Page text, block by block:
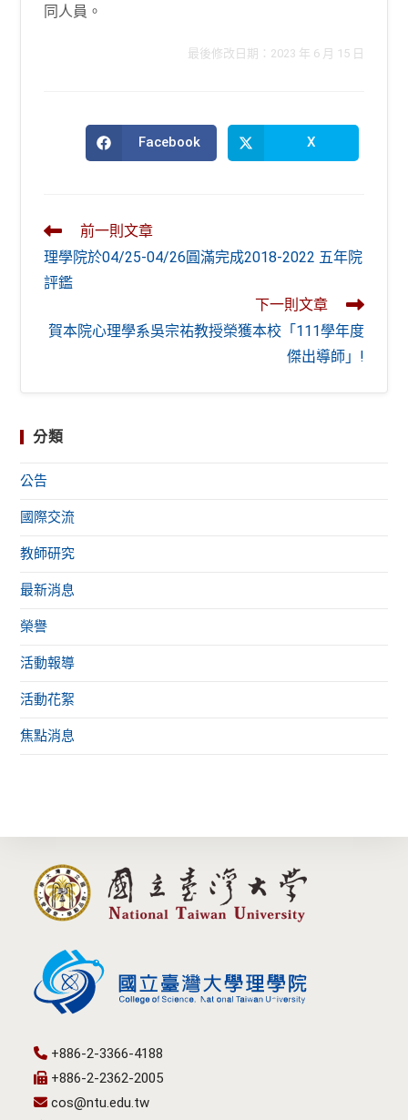
同人員。
最後修改日期：2023 年 6 月 15 日
Opens
in
Facebook
Opens
in
X
Read
more
articles
前一則文章
理學院於04/25-04/26圓滿完成2018-2022 五年院
評鑑
下一則文章
賀本院心理學系吳宗祐教授榮獲本校「111學年度
傑出導師」!
分類
公告
國際交流
教師研究
最新消息
榮譽
活動報導
活動花絮
焦點消息
+886-2-3366-4188
+886-2-2362-2005
cos@ntu.edu.tw